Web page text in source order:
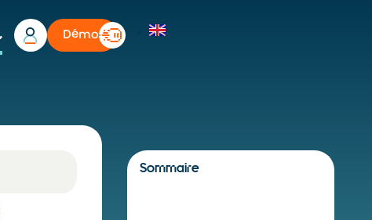
Démo
Sommaire